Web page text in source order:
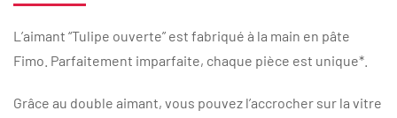
L’aimant “Tulipe ouverte” est fabriqué à la main en pâte
Fimo. Parfaitement imparfaite, chaque pièce est unique*.
Grâce au double aimant, vous pouvez l’accrocher sur la vitre